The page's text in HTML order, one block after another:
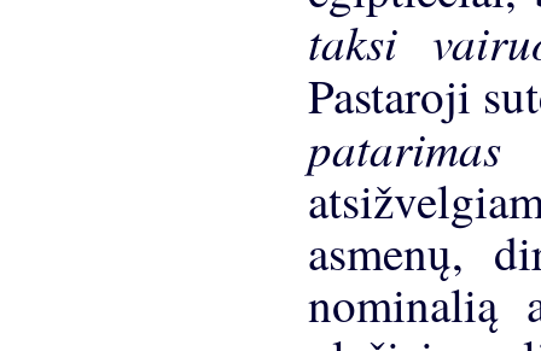
taksi
Pastaroji
asmenų,
nominalią